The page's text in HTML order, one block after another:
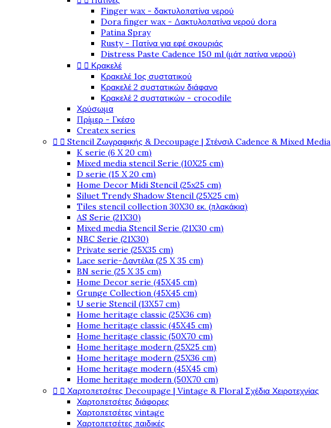
Finger wax - δακτυλοπατίνα νερού
Dora finger wax - Δακτυλοπατίνα νερού dora
Patina Spray
Rusty - Πατίνα για εφέ σκουριάς
Distress Paste Cadence 150 ml (μάτ πατίνα νερού)
  Κρακελέ
Κρακελέ 1ος συστατικού
Κρακελέ 2 συστατικών διάφανο
Κρακελέ 2 συστατικών - crocodile
Χρύσωμα
Πρίμερ - Γκέσο
Createx series
  Stencil Ζωγραφικής & Decoupage | Στένσιλ Cadence & Mixed Media
K serie (6 X 20 cm)
Mixed media stencil Serie (10X25 cm)
D serie (15 X 20 cm)
Home Decor Midi Stencil (25x25 cm)
Siluet Trendy Shadow Stencil (25X25 cm)
Tiles stencil collection 30X30 εκ. (πλακάκια)
AS Serie (21X30)
Mixed media Stencil Serie (21X30 cm)
NBC Serie (21X30)
Private serie (25X35 cm)
Lace serie-Δαντέλα (25 X 35 cm)
BN serie (25 X 35 cm)
Home Decor serie (45X45 cm)
Grunge Collection (45X45 cm)
U serie Stencil (13X57 cm)
Home heritage classic (25X36 cm)
Home heritage classic (45X45 cm)
Home heritage classic (50X70 cm)
Home heritage modern (25X25 cm)
Home heritage modern (25X36 cm)
Home heritage modern (45X45 cm)
Home heritage modern (50X70 cm)
  Χαρτοπετσέτες Decoupage | Vintage & Floral Σχέδια Χειροτεχνίας
Χαρτοπετσέτες διάφορες
Χαρτοπετσέτες vintage
Χαρτοπετσέτες παιδικές